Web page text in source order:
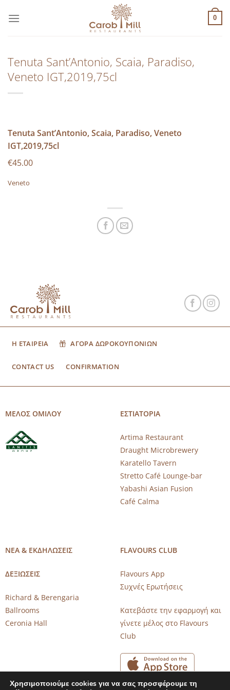
στο
0
Tenuta Sant’Antonio, Scaia, Paradiso,
Veneto IGT,2019,75cl
Tenuta Sant’Antonio, Scaia, Paradiso, Veneto
IGT,2019,75cl
€45.00
Veneto
Η ΕΤΑΙΡΕΙΑ ΑΓΟΡΑ ΔΩΡΟΚΟΥΠΟΝΙΩΝ
CONTACT US CONFIRMATION
ΜΕΛΟΣ ΟΜΙΛΟΥ ΕΣΤΙΑΤΟΡΙΑ
Artima Restaurant
Draught Microbrewery
Karatello Tavern
Stretto Café Lounge-bar
Yabashi Asian Fusion
Café Calma
ΝΕΑ & ΕΚΔΗΛΩΣΕΙΣ
ΔΕΞΙΩΣΕΙΣ
Richard & Berengaria
Ballrooms
Ceronia Hall
FLAVOURS CLUB
Flavours App
Συχνές Ερωτήσεις
Κατεβάστε την εφαρμογή και
γίνετε μέλος στο Flavours
Club
Χρησιμοποιούμε cookies για να σας προσφέρουμε τη